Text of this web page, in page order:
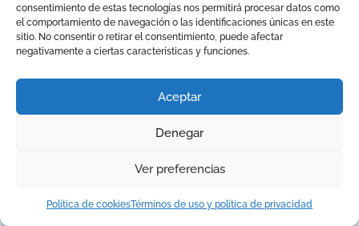
consentimiento de estas tecnologías nos permitirá procesar datos como
el comportamiento de navegación o las identificaciones únicas en este
sitio. No consentir o retirar el consentimiento, puede afectar
negativamente a ciertas características y funciones.
Aceptar
Denegar
Ver preferencias
Política de cookiesTérminos de uso y política de privacidad